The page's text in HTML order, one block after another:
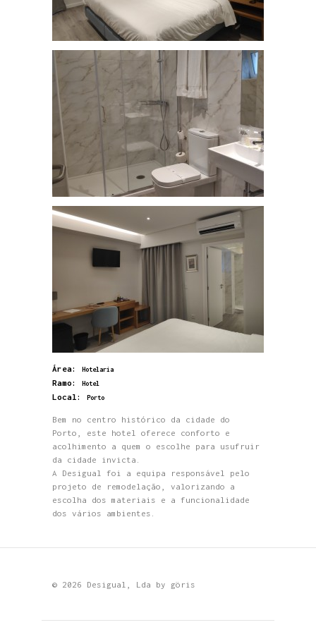
Área: Hotelaria
Ramo: Hotel
Local: Porto
Bem no centro histórico da cidade do
Porto, este hotel oferece conforto e
acolhimento a quem o escolhe para usufruir
da cidade invicta.
A Desigual foi a equipa responsável pelo
projeto de remodelação, valorizando a
escolha dos materiais e a funcionalidade
dos vários ambientes.
© 2026 Desigual, Lda by göris